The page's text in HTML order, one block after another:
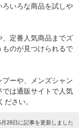
いろな商品を試しや
定番人気商品までズ
のが見つけられるで
ーや、メンズシャン
は通販サイトで人気
さい。
28日に記事を更新しました